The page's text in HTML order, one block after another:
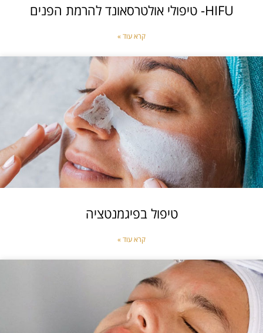
HIFU- טיפולי אולטרסאונד להרמת הפנים
קרא עוד »
טיפול בפיגמנטציה
קרא עוד »